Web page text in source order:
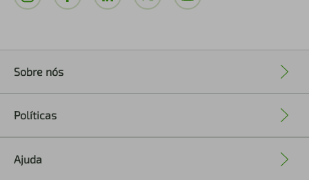
Sobre nós
Políticas
Ajuda